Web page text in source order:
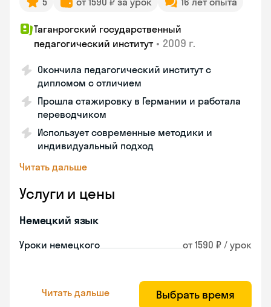
Таганрогский государственный
педагогический институт • 2009 г.
Окончила педагогический институт с
дипломом с отличием
Прошла стажировку в Германии и работала
переводчиком
Использует современные методики и
индивидуальный подход
Читать дальше
Услуги и цены
Немецкий язык
Уроки немецкого от 1590 ₽ / урок
Читать дальше Выбрать время